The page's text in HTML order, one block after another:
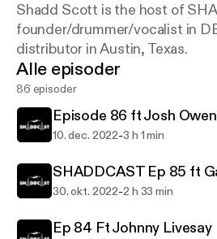
Shadd Scott is the host of
founder/drummer/vocalist in
distributor in Austin, Texas.
Alle episoder
86 episoder
Episode 86 ft Josh
10. dec. 2022-3 h 1 min
SHADDCAST Ep 85 ft
30. okt. 2022-2 h 33 min
Ep 84 Ft Johnny Livesay